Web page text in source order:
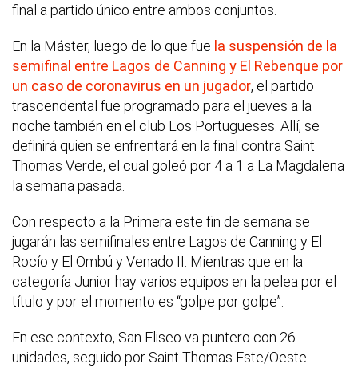
final a partido único entre ambos conjuntos.
En la Máster, luego de lo que fue la suspensión de la
semifinal entre Lagos de Canning y El Rebenque por
un caso de coronavirus en un jugador, el partido
trascendental fue programado para el jueves a la
noche también en el club Los Portugueses. Allí, se
definirá quien se enfrentará en la final contra Saint
Thomas Verde, el cual goleó por 4 a 1 a La Magdalena
la semana pasada.
Con respecto a la Primera este fin de semana se
jugarán las semifinales entre Lagos de Canning y El
Rocío y El Ombú y Venado II. Mientras que en la
categoría Junior hay varios equipos en la pelea por el
título y por el momento es “golpe por golpe”.
En ese contexto, San Eliseo va puntero con 26
unidades, seguido por Saint Thomas Este/Oeste